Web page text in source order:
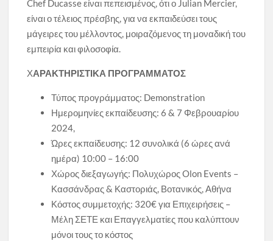
Chef Ducasse είναι πεπεισμένος, ότι ο Julian Mercier,
είναι ο τέλειος πρέσβης, για να εκπαιδεύσει τους
μάγειρες του μέλλοντος, μοιραζόμενος τη μοναδική του
εμπειρία και φιλοσοφία.
ΧΑΡΑΚΤΗΡΙΣΤΙΚΑ ΠΡΟΓΡΑΜΜΑΤΟΣ
Τύπος προγράμματος: Demonstration
Ημερομηνίες εκπαίδευσης: 6 & 7 Φεβρουαρίου
2024,
Ώρες εκπαίδευσης: 12 συνολικά (6 ώρες ανά
ημέρα) 10:00 – 16:00
Χώρος διεξαγωγής: Πολυχώρος Olon Events –
Κασσάνδρας & Καστοριάς, Βοτανικός, Αθήνα
Κόστος συμμετοχής: 320€ για Επιχειρήσεις –
Μέλη ΣΕΤΕ και Επαγγελματίες που καλύπτουν
μόνοι τους το κόστος